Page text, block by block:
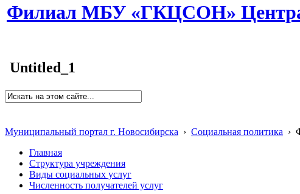
Филиал МБУ «ГКЦСОН»
Untitled_1
Муниципальный портал г. Новосибирска › Социальная политика ›
Главная
Структура учреждения
Виды социальных услуг
Численность получателей услуг